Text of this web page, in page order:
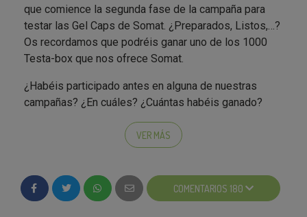
que comience la segunda fase de la campaña para
testar las Gel Caps de Somat. ¿Preparados, Listos,…?
Os recordamos que podréis ganar uno de los 1000
Testa-box que nos ofrece Somat.
¿Habéis participado antes en alguna de nuestras
campañas? ¿En cuáles? ¿Cuántas habéis ganado?
VER MÁS
COMENTARIOS 180